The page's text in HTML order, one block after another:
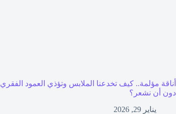
أناقة مؤلمة.. كيف تخدعنا الملابس وتؤذي العمود الفقري
دون أن نشعر؟
يناير 29, 2026